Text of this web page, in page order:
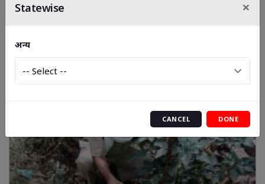
Statewise ×
अन्य
CANCEL DONE